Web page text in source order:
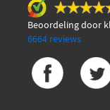
Maxgear 54-0464
Optibelt 284ST
Optimal 0-N813
Beoordeling door
6664 reviews